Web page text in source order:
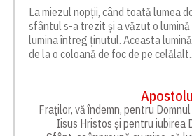
La miezul nopții, când toată lumea
sfântul s-a trezit și a văzut o lumină
lumina întreg ținutul. Aceasta
de la o coloană de foc de pe
Fraților, vă îndemn, pentru
Iisus Hristos și pentru iubirea